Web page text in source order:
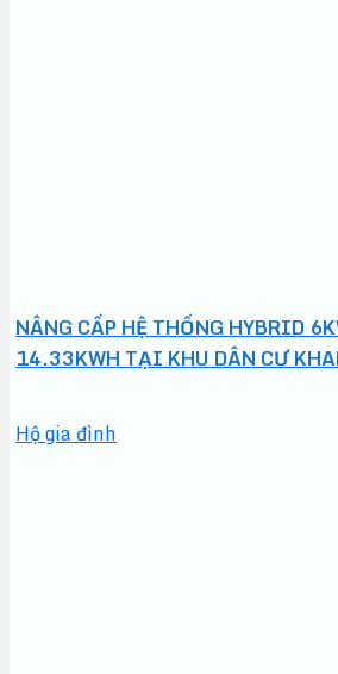
NÂNG CẤP HỆ THỐNG HYBRID
14.33KWH TẠI KHU DÂN CƯ
Hộ gia đình